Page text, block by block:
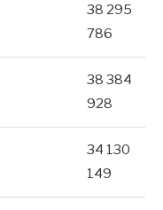
38 295
786
38 384
928
34 130
149